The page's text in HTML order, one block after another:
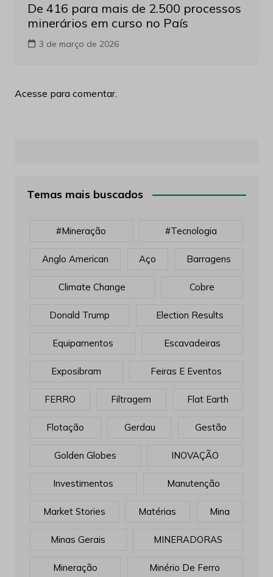
De 416 para mais de 2.500 processos
minerários em curso no País
3 de março de 2026
Acesse para comentar.
Temas mais buscados
#mineração #tecnologia
Anglo American Aço Barragens
Climate Change Cobre
Donald Trump Election Results
Equipamentos Escavadeiras
Exposibram Feiras E Eventos
FERRO Filtragem Flat Earth
Flotação Gerdau Gestão
Golden Globes INOVAÇÃO
Investimentos Manutenção
Market Stories Matérias Mina
Minas Gerais MINERADORAS
Mineração Minério De Ferro